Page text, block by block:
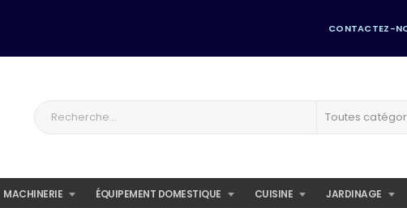
CONTACTEZ-
Toutes
MACHINERIE ÉQUIPEMENT DOMESTIQUE CUISINE JARDINAGE